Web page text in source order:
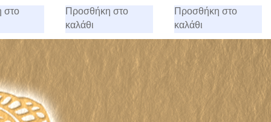
στο
Προσθήκη στο
καλάθι
Προσθήκη στο
καλάθι